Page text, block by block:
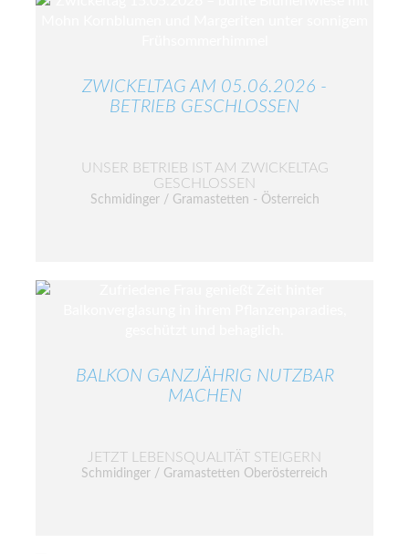
ZWICKELTAG AM 05.06.2026 -
BETRIEB GESCHLOSSEN
UNSER BETRIEB IST AM ZWICKELTAG
GESCHLOSSEN
Schmidinger / Gramastetten - Österreich
BALKON GANZJÄHRIG NUTZBAR
MACHEN
JETZT LEBENSQUALITÄT STEIGERN
Schmidinger / Gramastetten Oberösterreich